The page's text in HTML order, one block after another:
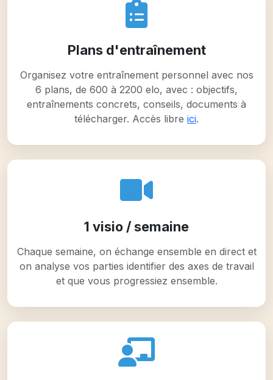
Plans d'entraînement
Organisez votre entraînement personnel avec nos
6 plans, de 600 à 2200 elo, avec : objectifs,
entraînements concrets, conseils, documents à
télécharger. Accès libre ici.
1 visio / semaine
Chaque semaine, on échange ensemble en direct et
on analyse vos parties identifier des axes de travail
et que vous progressiez ensemble.